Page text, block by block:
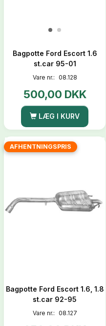
Bagpotte Ford Escort 1.6
st.car 95-01
Vare nr.: 08.128
500,00 DKK
LÆG I KURV
AFHENTNINGSPRIS
Bagpotte Ford Escort 1.6, 1.8
st.car 92-95
Vare nr.: 08.127